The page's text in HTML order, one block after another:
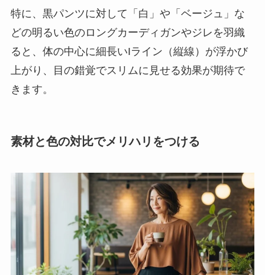
特に、黒パンツに対して「白」や「ベージュ」な
どの明るい色のロングカーディガンやジレを羽織
ると、体の中心に細長いIライン（縦線）が浮かび
上がり、目の錯覚でスリムに見せる効果が期待で
きます。
素材と色の対比でメリハリをつける